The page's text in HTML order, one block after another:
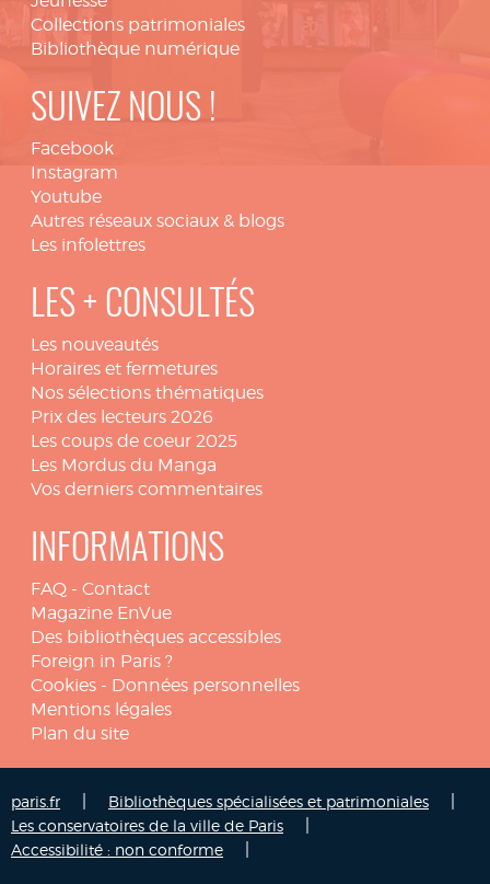
Collections patrimoniales
Bibliothèque numérique
SUIVEZ NOUS !
Facebook
Instagram
Youtube
Autres réseaux sociaux & blogs
Les infolettres
LES + CONSULTÉS
Les nouveautés
Horaires et fermetures
Nos sélections thématiques
Prix des lecteurs 2026
Les coups de coeur 2025
Les Mordus du Manga
Vos derniers commentaires
INFORMATIONS
FAQ - Contact
Magazine EnVue
Des bibliothèques accessibles
Foreign in Paris ?
Cookies - Données personnelles
Mentions légales
Plan du site
paris.fr Bibliothèques spécialisées et patrimoniales
Les conservatoires de la ville de Paris
Accessibilité : non conforme